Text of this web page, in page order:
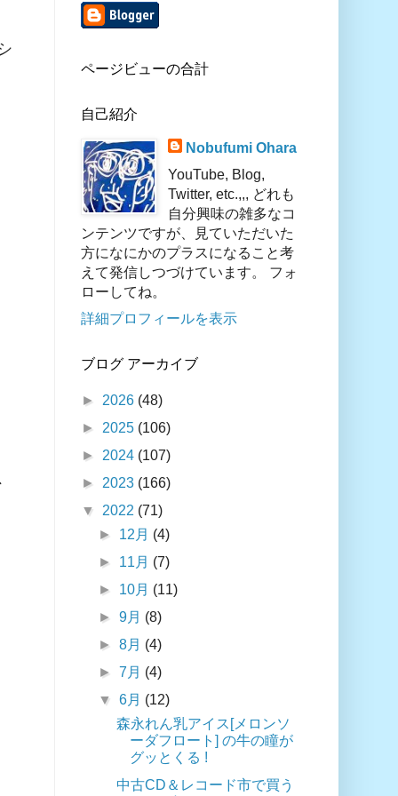
ページビューの合計
自己紹介
Nobufumi Ohara
YouTube, Blog,
Twitter, etc.,,, どれも
自分興味の雑多なコ
ンテンツですが、見ていただいた
方になにかのプラスになること考
えて発信しつづけています。 フォ
ローしてね。
詳細プロフィールを表示
ブログ アーカイブ
► 2026 (48)
► 2025 (106)
► 2024 (107)
► 2023 (166)
▼ 2022 (71)
► 12月 (4)
► 11月 (7)
► 10月 (11)
►9月 (8)
►8月 (4)
►7月 (4)
▼6月 (12)
森永れん乳アイス[メロンソ
ーダフロート] の牛の瞳が
グッとくる !
中古CD＆レコード市で買う